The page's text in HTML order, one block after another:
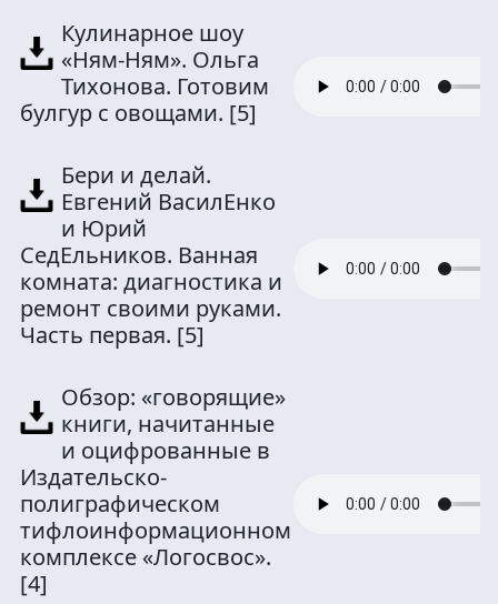
Кулинарное шоу
«Ням-Ням». Ольга
Тихонова. Готовим
булгур с овощами. [5]
Бери и делай.
Евгений ВасилЕнко
и Юрий
СедЕльников. Ванная
комната: диагностика и
ремонт своими руками.
Часть первая. [5]
Обзор: «говорящие»
книги, начитанные
и оцифрованные в
Издательско-
полиграфическом
тифлоинформационном
комплексе «Логосвос».
[4]